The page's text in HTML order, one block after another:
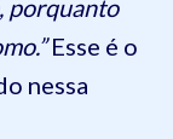
porquanto
Esse é o
nessa